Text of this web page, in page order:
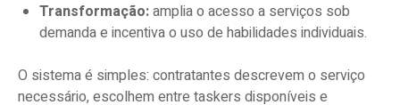
Transformação:amplia o acesso a serviços sob
demanda e incentiva o uso de habilidades individuais.
O sistema é simples: contratantes descrevem o serviço
necessário, escolhem entre taskers disponíveis e